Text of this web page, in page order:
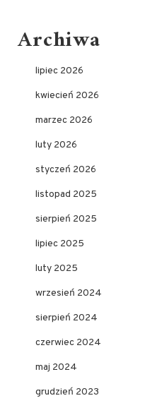
Archiwa
lipiec 2026
kwiecień 2026
marzec 2026
luty 2026
styczeń 2026
listopad 2025
sierpień 2025
lipiec 2025
luty 2025
wrzesień 2024
sierpień 2024
czerwiec 2024
maj 2024
grudzień 2023